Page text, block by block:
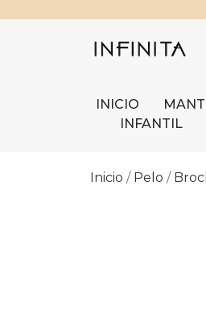
INICIO
INFANTIL
Inicio Pelo